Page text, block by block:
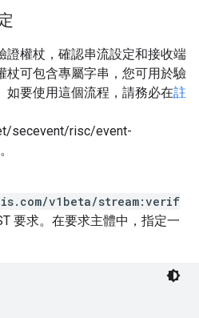
證權杖，確認串流設定和接收端
杖可包含專屬字串，您可用於驗
如要使用這個流程，請務必在註
secevent/risc/event-
v1beta/stream:verif
要求。在要求主體中，指定一